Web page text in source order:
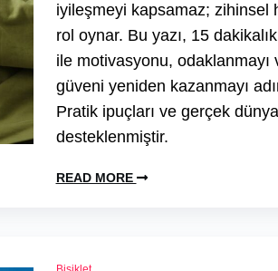
iyileşmeyi kapsamaz; zihinsel
rol oynar. Bu yazı, 15
ile motivasyonu, odaklanmayı
güveni yeniden kazanmayı
Pratik ipuçları ve gerçek
desteklenmiştir.
READ MORE